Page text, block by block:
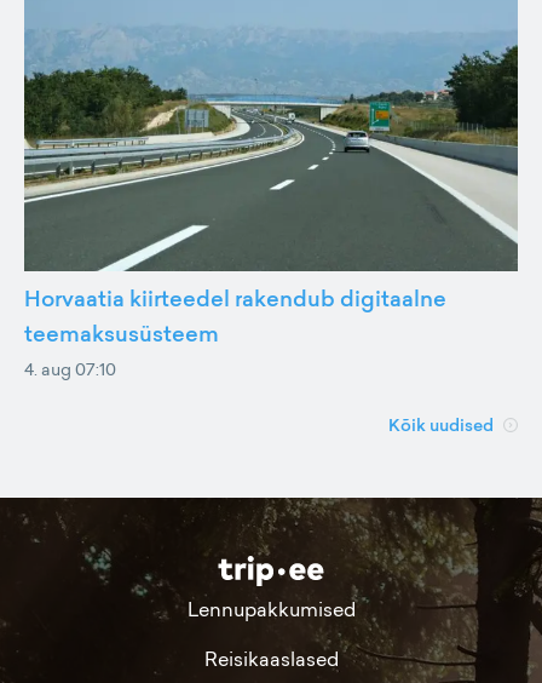
Horvaatia kiirteedel rakendub digitaalne
teemaksusüsteem
4. aug 07:10
Kõik uudised
Lennupakkumised
Reisikaaslased